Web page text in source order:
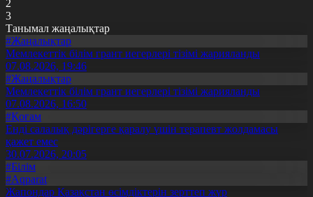
2
3
Танымал жаңалықтар
#Жаңалықтар
Мемлекеттік білім грант иегерлері тізімі жарияланды
07.08.2026, 19:46
#Жаңалықтар
Мемлекеттік білім грант иегерлері тізімі жарияланды
07.08.2026, 16:50
#Қоғам
Енді салалық дәрігерге қаралу үшін терапевт жолдамасы
қажет емес
30.07.2026, 20:05
#Білім
#Aqparat
Жапондар Қазақстан өсімдіктерін зерттеп жүр